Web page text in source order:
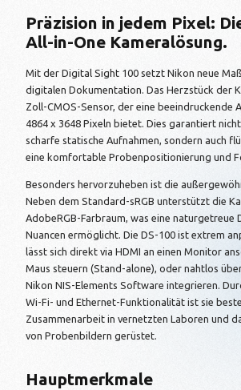
Präzision in jedem Pixel:
All-in-One Kameralösung.
Mit der Digital Sight 100 setzt Nikon neue
digitalen Dokumentation. Das Herzstück der
Zoll-CMOS-Sensor, der eine beeindruckende
4864 x 3648 Pixeln bietet. Dies garantiert
scharfe statische Aufnahmen, sondern auch
eine komfortable Probenpositionierung und
Besonders hervorzuheben ist die
Neben dem Standard-sRGB unterstützt die
AdobeRGB-Farbraum, was eine naturgetreue
Nuancen ermöglicht. Die DS-100 ist extrem
lässt sich direkt via HDMI an einen Monitor
Maus steuern (Stand-alone), oder nahtlos
Nikon NIS-Elements Software integrieren.
Wi-Fi- und Ethernet-Funktionalität ist sie
Zusammenarbeit in vernetzten Laboren und
von Probenbildern gerüstet.
Hauptmerkmale